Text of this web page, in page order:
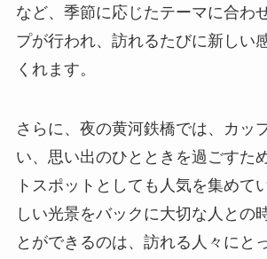
など、季節に応じたテーマに合わ
プが行われ、訪れるたびに新しい
くれます。
さらに、夜の黄河鉄橋では、カッ
い、思い出のひとときを過ごすた
トスポットとしても人気を集めて
しい光景をバックに大切な人との
とができるのは、訪れる人々にと